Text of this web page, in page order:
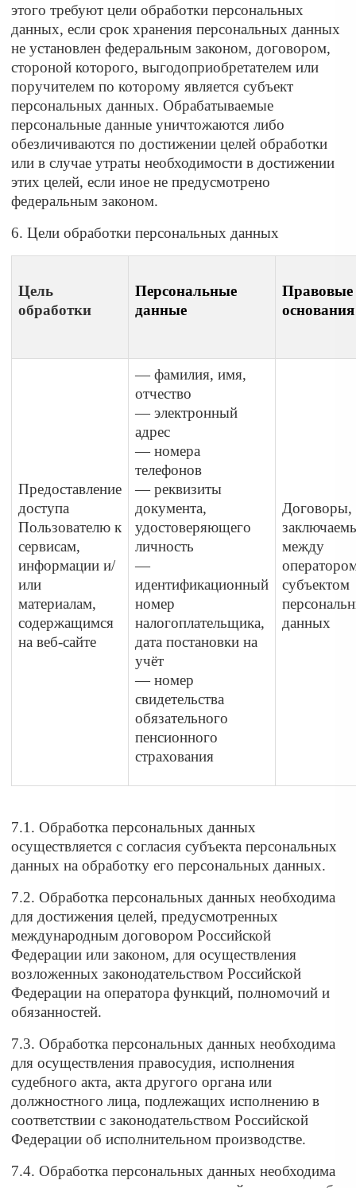
этого требуют цели обработки персональных
данных, если срок хранения персональных данных
не установлен федеральным законом, договором,
стороной которого, выгодоприобретателем или
поручителем по которому является субъект
персональных данных. Обрабатываемые
персональные данные уничтожаются либо
обезличиваются по достижении целей обработки
или в случае утраты необходимости в достижении
этих целей, если иное не предусмотрено
федеральным законом.
6. Цели обработки персональных данных
Цель
обработки
Персональные
данные
Правовые
основания
Предоставление
доступа
Пользователю к
сервисам,
информации и/
или
материалам,
содержащимся
на веб-сайте
— фамилия, имя,
отчество
— электронный
адрес
— номера
телефонов
— реквизиты
документа,
удостоверяющего
личность
—
идентификационный
номер
налогоплательщика,
дата постановки на
учёт
— номер
свидетельства
обязательного
пенсионного
страхования
Договоры,
между
субъектом
данных
7.1. Обработка персональных данных
осуществляется с согласия субъекта персональных
данных на обработку его персональных данных.
7.2. Обработка персональных данных необходима
для достижения целей, предусмотренных
международным договором Российской
Федерации или законом, для осуществления
возложенных законодательством Российской
Федерации на оператора функций, полномочий и
обязанностей.
7.3. Обработка персональных данных необходима
для осуществления правосудия, исполнения
судебного акта, акта другого органа или
должностного лица, подлежащих исполнению в
соответствии с законодательством Российской
Федерации об исполнительном производстве.
7.4. Обработка персональных данных необходима